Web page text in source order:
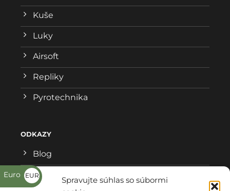
Spravujte súhlas so súbormi
Kuše
Luky
Airsoft
Repliky
Pyrotechnika
ODKAZY
Blog
Všeobecné obchodné podmienky
Euro
EUR
€